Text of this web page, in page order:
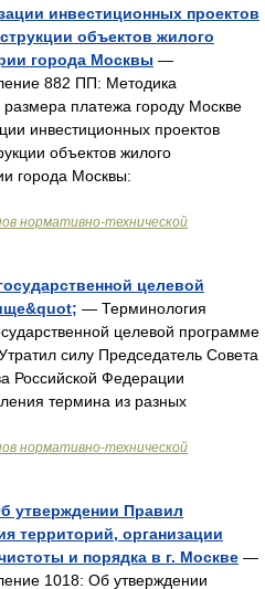
инвестиционных проектов
объектов жилого
города Москвы —
882 ПП: Методика
платежа городу Москве
инвестиционных проектов
объектов жилого
города Москвы:
нормативно-технической
целевой
— Терминология
целевой программе
силу Председатель Совета
Российской Федерации
термина из разных
нормативно-технической
утверждении Правил
территорий, организации
и порядка в г. Москве —
1018: Об утверждении